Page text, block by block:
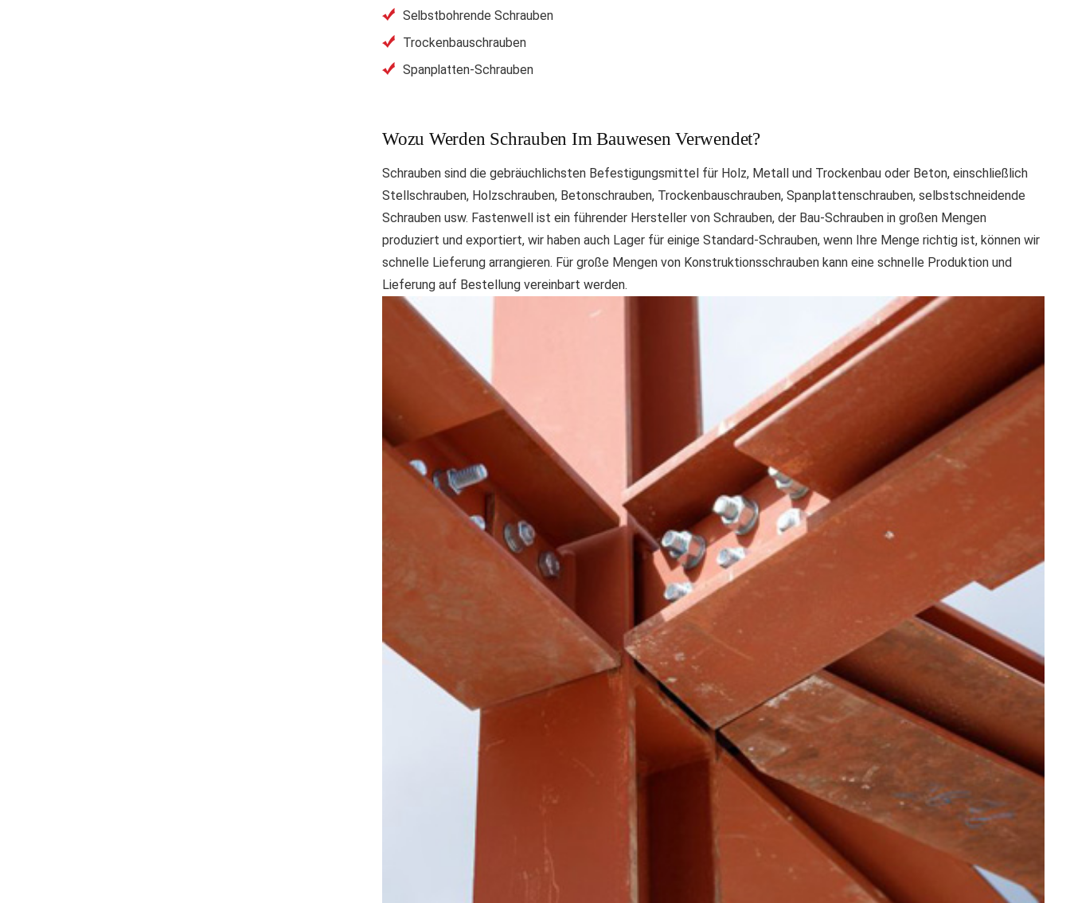
Selbstbohrende Schrauben
Trockenbauschrauben
Spanplatten-Schrauben
Wozu Werden Schrauben Im Bauwesen Verwendet?
Schrauben sind die gebräuchlichsten Befestigungsmittel für Holz, Metall und Trockenbau oder Beton, einschließlich
Stellschrauben, Holzschrauben, Betonschrauben, Trockenbauschrauben, Spanplattenschrauben, selbstschneidende
Schrauben usw. Fastenwell ist ein führender Hersteller von Schrauben, der Bau-Schrauben in großen Mengen
produziert und exportiert, wir haben auch Lager für einige Standard-Schrauben, wenn Ihre Menge richtig ist, können wir
schnelle Lieferung arrangieren. Für große Mengen von Konstruktionsschrauben kann eine schnelle Produktion und
Lieferung auf Bestellung vereinbart werden.